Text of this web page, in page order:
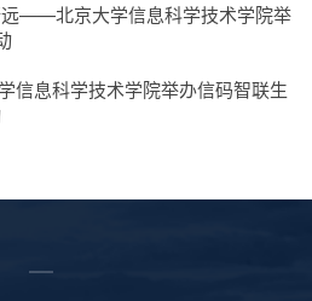
远——北京大学信息科学技术学院举
信息科学技术学院举办信码智联生